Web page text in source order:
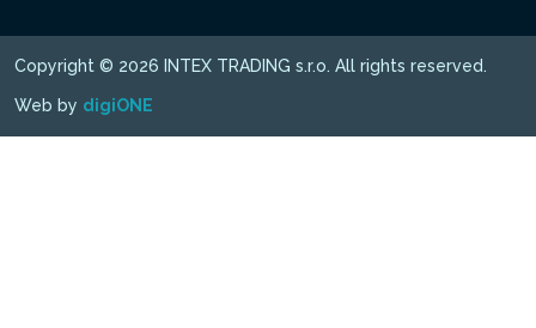
Copyright © 2026 INTEX TRADING s.r.o. All rights reserved.
Web by digiONE